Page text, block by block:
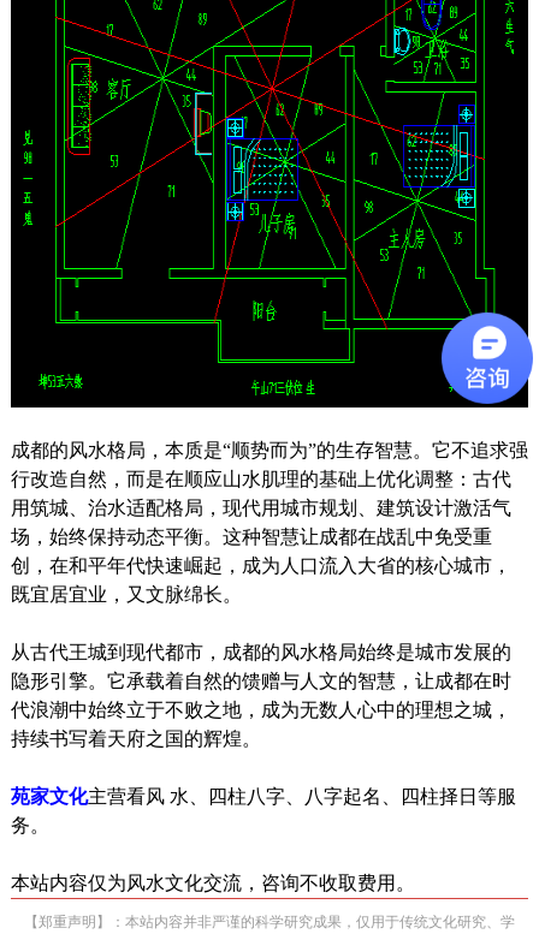
成都的风水格局，本质是“顺势而为”的生存智慧。它不追求强
行改造自然，而是在顺应山水肌理的基础上优化调整：古代
用筑城、治水适配格局，现代用城市规划、建筑设计激活气
场，始终保持动态平衡。这种智慧让成都在战乱中免受重
创，在和平年代快速崛起，成为人口流入大省的核心城市，
既宜居宜业，又文脉绵长。
从古代王城到现代都市，成都的风水格局始终是城市发展的
隐形引擎。它承载着自然的馈赠与人文的智慧，让成都在时
代浪潮中始终立于不败之地，成为无数人心中的理想之城，
持续书写着天府之国的辉煌。
苑家文化主营看风 水、四柱八字、八字起名、四柱择日等服
务。
本站内容仅为风水文化交流，咨询不收取费用。
【郑重声明】：本站内容并非严谨的科学研究成果，仅用于传统文化研究、学